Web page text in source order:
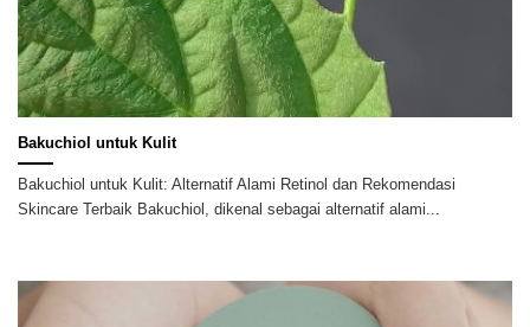
Bakuchiol untuk Kulit
Bakuchiol untuk Kulit: Alternatif Alami Retinol dan Rekomendasi
Skincare Terbaik Bakuchiol, dikenal sebagai alternatif alami...